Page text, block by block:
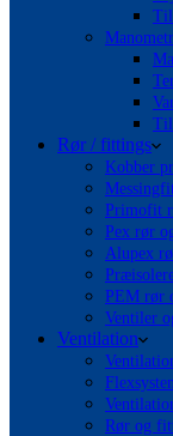
Rør / fittings
Kobber
Primofit
Pex rør
Alupex
PEM rør
Ventiler
Ventilation
Rør og